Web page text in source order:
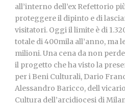
all’interno dell’ex Refettorio
proteggere il dipinto e di
visitatori. Oggi il limite è di
totale di 400mila all’anno, ma
milioni. Una cena da non
il progetto che ha visto la
per i Beni Culturali, Dario
Alessandro Baricco, dell
Cultura dell’arcidiocesi di